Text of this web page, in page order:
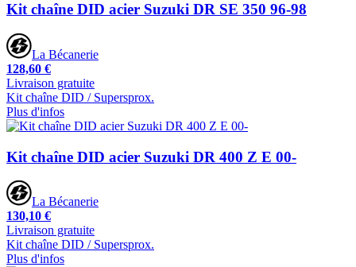
Kit chaîne DID acier Suzuki DR SE 350 96-98
La Bécanerie
128,60 €
Livraison gratuite
Kit chaîne DID / Supersprox.
Plus d'infos
Kit chaîne DID acier Suzuki DR 400 Z E 00-
La Bécanerie
130,10 €
Livraison gratuite
Kit chaîne DID / Supersprox.
Plus d'infos